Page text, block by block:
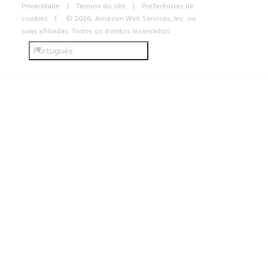
Privacidade Termos do site
Preferências de
cookies
© 2026, Amazon Web Services, Inc. ou
suas afiliadas. Todos os direitos reservados.
Português